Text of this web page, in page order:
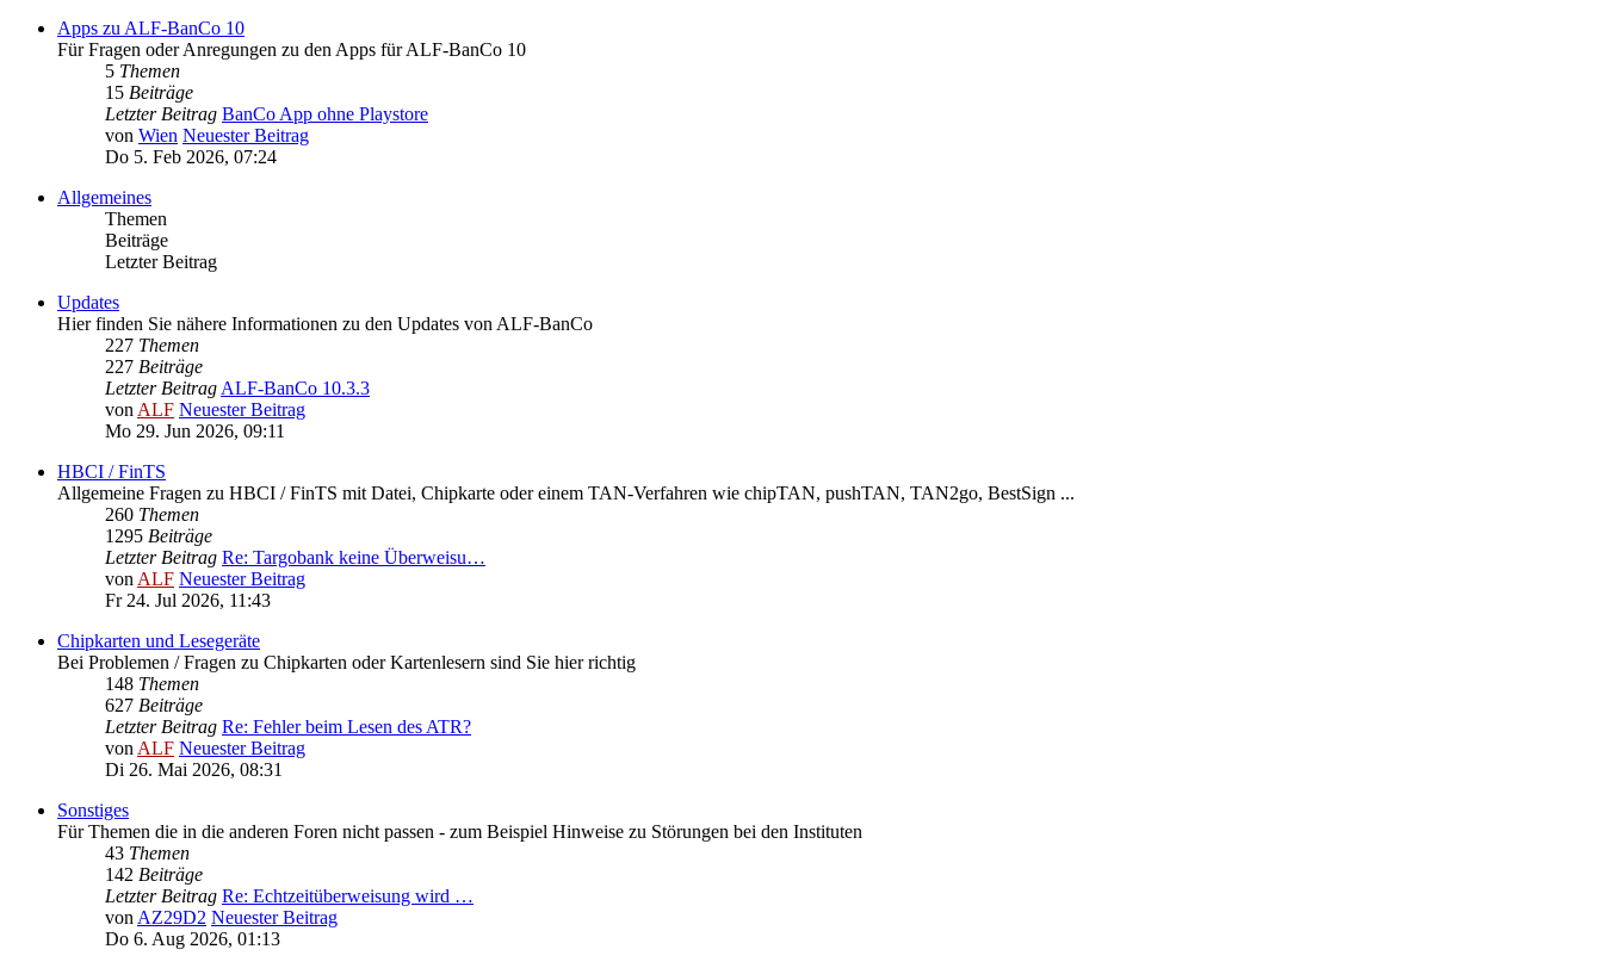
Apps zu ALF-BanCo 10
Für Fragen oder Anregungen zu den Apps für ALF-BanCo 10
5 Themen
15 Beiträge
Letzter Beitrag BanCo App ohne Playstore
von Wien Neuester Beitrag
Do 5. Feb 2026, 07:24
Allgemeines
Themen
Beiträge
Letzter Beitrag
Updates
Hier finden Sie nähere Informationen zu den Updates von ALF-BanCo
227 Themen
227 Beiträge
Letzter BeitragALF-BanCo 10.3.3
vonALF Neuester Beitrag
Mo 29. Jun 2026, 09:11
HBCI / FinTS
Allgemeine Fragen zu HBCI / FinTS mit Datei, Chipkarte oder einem TAN-Verfahren wie chipTAN, pushTAN, TAN2go, BestSign ...
260 Themen
1295 Beiträge
Letzter Beitrag Re: Targobank keine Überweisu…
vonALF Neuester Beitrag
Fr 24. Jul 2026, 11:43
Chipkarten und Lesegeräte
Bei Problemen / Fragen zu Chipkarten oder Kartenlesern sind Sie hier richtig
148 Themen
627 Beiträge
Letzter Beitrag Re: Fehler beim Lesen des ATR?
vonALF Neuester Beitrag
Di 26. Mai 2026, 08:31
Sonstiges
Für Themen die in die anderen Foren nicht passen - zum Beispiel Hinweise zu Störungen bei den Instituten
43 Themen
142 Beiträge
Letzter Beitrag Re: Echtzeitüberweisung wird …
vonAZ29D2 Neuester Beitrag
Do 6. Aug 2026, 01:13